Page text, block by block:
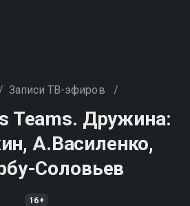
Записи ТВ-эфиров /
Teams. Дружина:
А.Василенко,
Соловьев
16+